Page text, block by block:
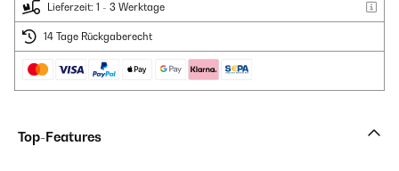
Lieferzeit: 1 - 3 Werktage
14 Tage Rückgaberecht
Top-Features